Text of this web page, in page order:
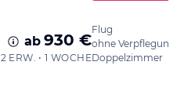
ab 930 €
2 ERW. • 1 WOCHE
Flug
ohne Verpflegung
Doppelzimmer